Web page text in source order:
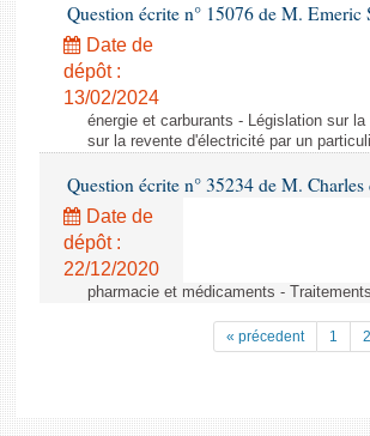
Question écrite n° 15076 de M. Emeric
Date de
dépôt :
13/02/2024
énergie et carburants - Législation sur
sur la revente d'électricité par un
Question écrite n° 35234 de M.
Date de
dépôt :
22/12/2020
pharmacie et médicaments -
« précedent 1 2